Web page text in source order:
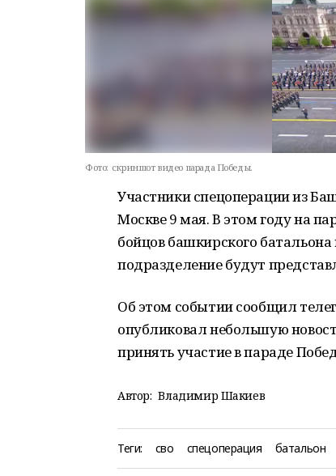
Фото: скриншот видео парада Победы.
Участники спецоперации из
Москве 9 мая. В этом году на
бойцов башкирского
подразделение будут
Об этом событии сообщил
опубликовал небольшую
принять участие в параде
Автор: Владимир Шакиев
Теги: сво спецоперация батальон